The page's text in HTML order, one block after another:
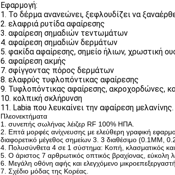
Εφαρμογή:
1. Το δέρμα ανανεώνει, ξεφλουδίζει να
2. ελαφριά ρυτίδα αφαίρεσης
3. αφαίρεση σημαδιών τεντωμάτων
4. αφαίρεση σημαδιών δερμάτων
5. φακίδα αφαίρεσης, σημείο ήλιων, χρωστική
6. αφαίρεση ακμής
7. σφίγγοντας πόρος δερμάτων
8. ελαφρύς τυφλοπόντικας αφαίρεσης
9. Τυφλοπόντικας αφαίρεσης, ακροχορδώνες,
10. κολπική σκλήρυνση
11. Labia που λευκαίνει την αφαίρεση μελανίνης.
Πλεονεκτήματα
1. συνεπής σωλήνας λέιζερ RF 100% ΗΠΑ.
2. Επτά μορφές ανίχνευσης με ελεύθερη γραφική
διαφορετικό μέγεθος σημείων 3. 3 διαθέσιμο (0.1MM,
4. Πολυσύνθετα 4 σε 1 σύστημα: Κοπή, κλασματικός
5. Ο άριστος 7 αρθρωτικός οπτικός βραχίονας, εύκολη
6. Μεγάλη οθόνη αφής και ελεγχόμενο
7. Σχέδιο μόδας της Κορέας.